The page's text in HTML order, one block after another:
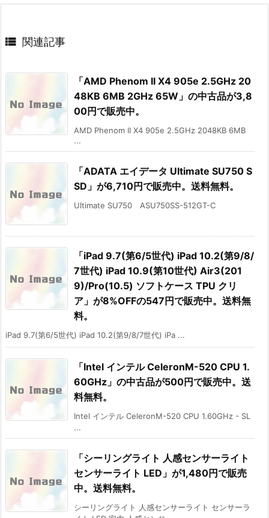
 関連記事
「AMD Phenom II X4 905e 2.5GHz 20
48KB 6MB 2GHz 65W」の中古品が3,8
00円で販売中。
AMD Phenom II X4 905e 2.5GHz 2048KB 6MB
...
「ADATA エイデータ Ultimate SU750 S
SD」が6,710円で販売中。送料無料。
Ultimate SU750 ASU750SS-512GT-C
「iPad 9.7(第6/5世代) iPad 10.2(第9/8/
7世代) iPad 10.9(第10世代) Air3(201
9)/Pro(10.5) ソフトケース TPU クリ
ア」が8%OFFの547円で販売中。送料無
料。
iPad 9.7(第6/5世代) iPad 10.2(第9/8/7世代) iPa ...
「Intel インテル CeleronM-520 CPU 1.
60GHz」の中古品が500円で販売中。送
料無料。
Intel インテル CeleronM-520 CPU 1.60GHz - SL
...
「シーリングライト 人感センサーライト
センサーライト LED」が1,480円で販売
中。送料無料。
シーリングライト 人感センサーライト センサーラ